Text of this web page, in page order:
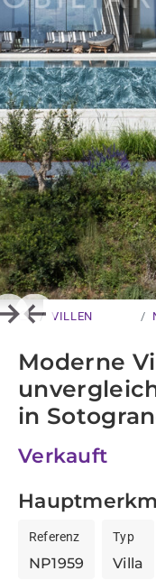
Previous
Next VILLEN
Moderne
in
Verkauft
Referenz
NP1959
Typ
Villa